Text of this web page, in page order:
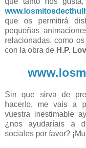
que os permitirá
pequeñas
relacionadas, como
con la obra de H.P.
Sin que sirva de
hacerlo, me vais a
vuestra inestimable
¿nos ayudaríais a
sociales por favor?